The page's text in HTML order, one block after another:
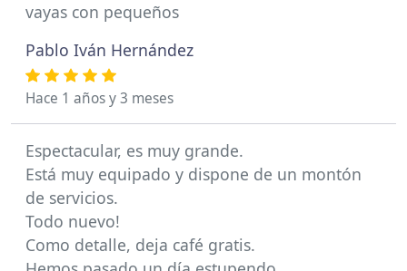
vayas con pequeños
Pablo Iván Hernández
Hace 1 años y 3 meses
Espectacular, es muy grande.
Está muy equipado y dispone de un montón
de servicios.
Todo nuevo!
Como detalle, deja café gratis.